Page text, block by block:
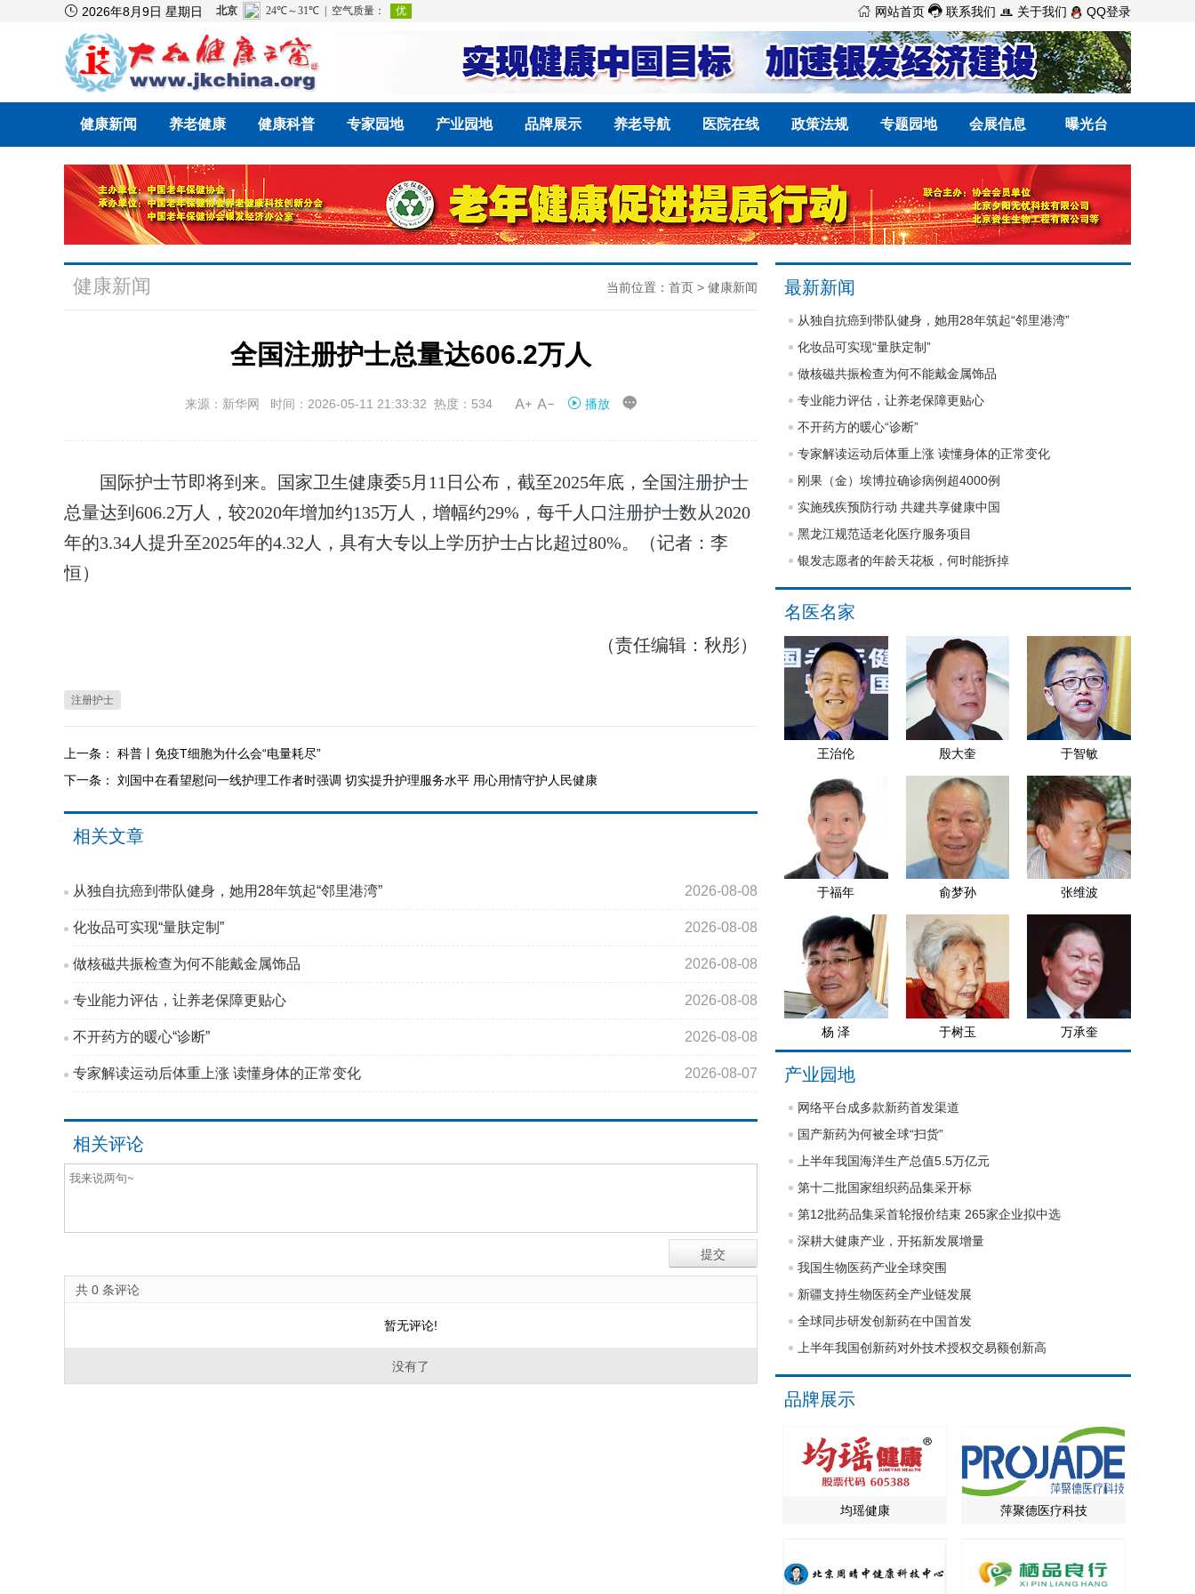
 2026年8月9日 星期日  网站首页  联系我们  关于我们 QQ登录
健康新闻 养老健康 健康科普 专家园地 产业园地 品牌展示 养老导航 医院在线 政策法规 专题园地 会展信息 曝光台
健康新闻 当前位置： 首页 > 健康新闻
全国注册护士总量达606.2万人
来源：新华网 时间：2026-05-11 21:33:32 热度：534  播放 
国际护士节即将到来。国家卫生健康委5月11日公布，截至2025年底，全国注册护士
总量达到606.2万人，较2020年增加约135万人，增幅约29%，每千人口注册护士数从2020
年的3.34人提升至2025年的4.32人，具有大专以上学历护士占比超过80%。（记者：李
恒）
（责任编辑：秋彤）
注册护士
上一条： 科普丨免疫T细胞为什么会“电量耗尽”
下一条： 刘国中在看望慰问一线护理工作者时强调 切实提升护理服务水平 用心用情守护人民健康
相关文章
从独自抗癌到带队健身，她用28年筑起“邻里港湾” 2026-08-08
化妆品可实现“量肤定制” 2026-08-08
做核磁共振检查为何不能戴金属饰品 2026-08-08
专业能力评估，让养老保障更贴心 2026-08-08
不开药方的暖心“诊断” 2026-08-08
专家解读运动后体重上涨 读懂身体的正常变化 2026-08-07
相关评论
共 0 条评论
暂无评论!
没有了
最新新闻
从独自抗癌到带队健身，她用28年筑起“邻里港湾”
化妆品可实现“量肤定制”
做核磁共振检查为何不能戴金属饰品
专业能力评估，让养老保障更贴心
不开药方的暖心“诊断”
专家解读运动后体重上涨 读懂身体的正常变化
刚果（金）埃博拉确诊病例超4000例
实施残疾预防行动 共建共享健康中国
黑龙江规范适老化医疗服务项目
银发志愿者的年龄天花板，何时能拆掉
名医名家
王治伦 殷大奎 于智敏
于福年 俞梦孙 张维波
杨 泽 于树玉 万承奎
产业园地
网络平台成多款新药首发渠道
国产新药为何被全球“扫货”
上半年我国海洋生产总值5.5万亿元
第十二批国家组织药品集采开标
第12批药品集采首轮报价结束 265家企业拟中选
深耕大健康产业，开拓新发展增量
我国生物医药产业全球突围
新疆支持生物医药全产业链发展
全球同步研发创新药在中国首发
上半年我国创新药对外技术授权交易额创新高
品牌展示
均瑶健康 萍聚德医疗科技